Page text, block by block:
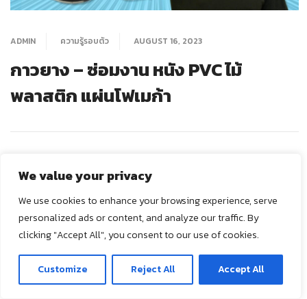
We value your privacy
We use cookies to enhance your browsing experience, serve
personalized ads or content, and analyze our traffic. By
clicking "Accept All", you consent to our use of cookies.
Customize Reject All Accept All
ADMIN ความรู้รอบตัว AUGUST 16, 2023
กาวยาง – ซ่อมงาน หนัง PVC ไม้
พลาสติก แผ่นโฟเมก้า
ติดต่อเรา
O